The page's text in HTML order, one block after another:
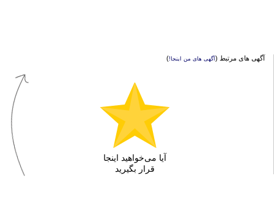
آگهی های مرتبط (آگهی های من اینجا!)
آیا می‌خواهید اینجا
قرار بگیرید